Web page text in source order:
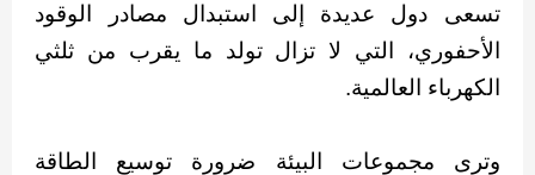
تسعى دول عديدة إلى استبدال مصادر الوقود
الأحفوري، التي لا تزال تولد ما يقرب من ثلثي
الكهرباء العالمية.
وترى مجموعات البيئة ضرورة توسيع الطاقة